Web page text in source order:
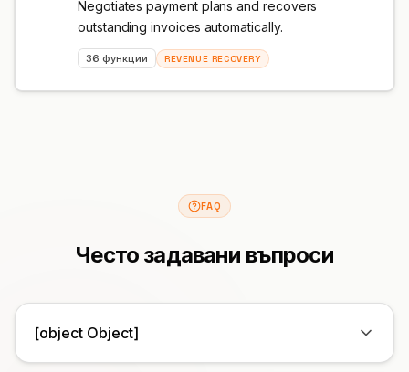
Negotiates payment plans and recovers
outstanding invoices automatically.
36 функции REVENUE RECOVERY
FAQ
Често задавани въпроси
[object Object]